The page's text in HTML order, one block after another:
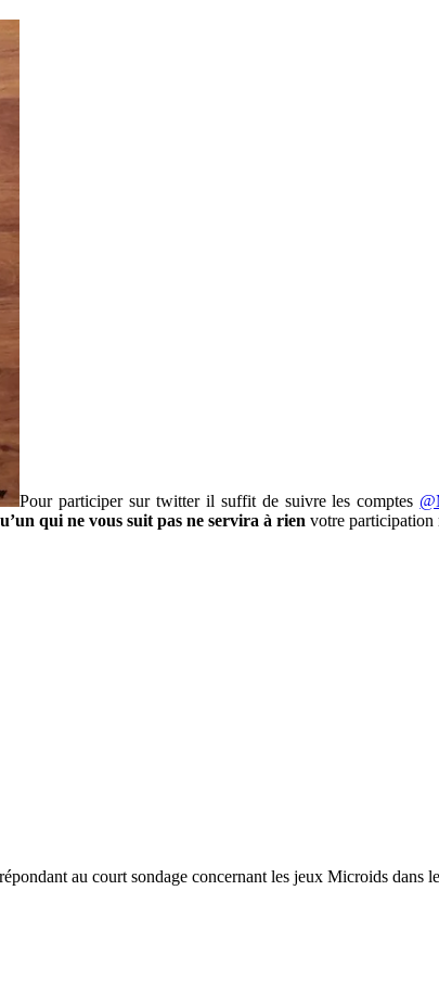
Pour participer sur twitter il suffit de suivre les comptes
qui ne vous suit pas ne servira à rien votre participation
au court sondage concernant les jeux Microids dans